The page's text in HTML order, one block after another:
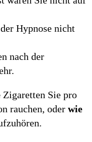
Hypnose nicht
nach der
Zigaretten Sie pro
rauchen, oder wie